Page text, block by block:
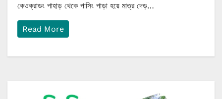
কেওক্রাডং পাহাড় থেকে পাসিং পাড়া হয়ে মাত্র দেড়…
Read More